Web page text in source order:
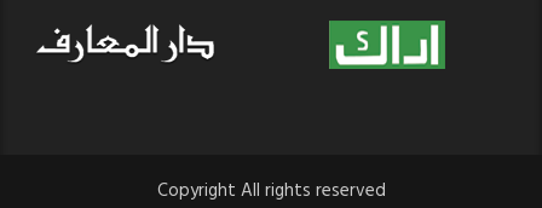
Copyright All rights reserved